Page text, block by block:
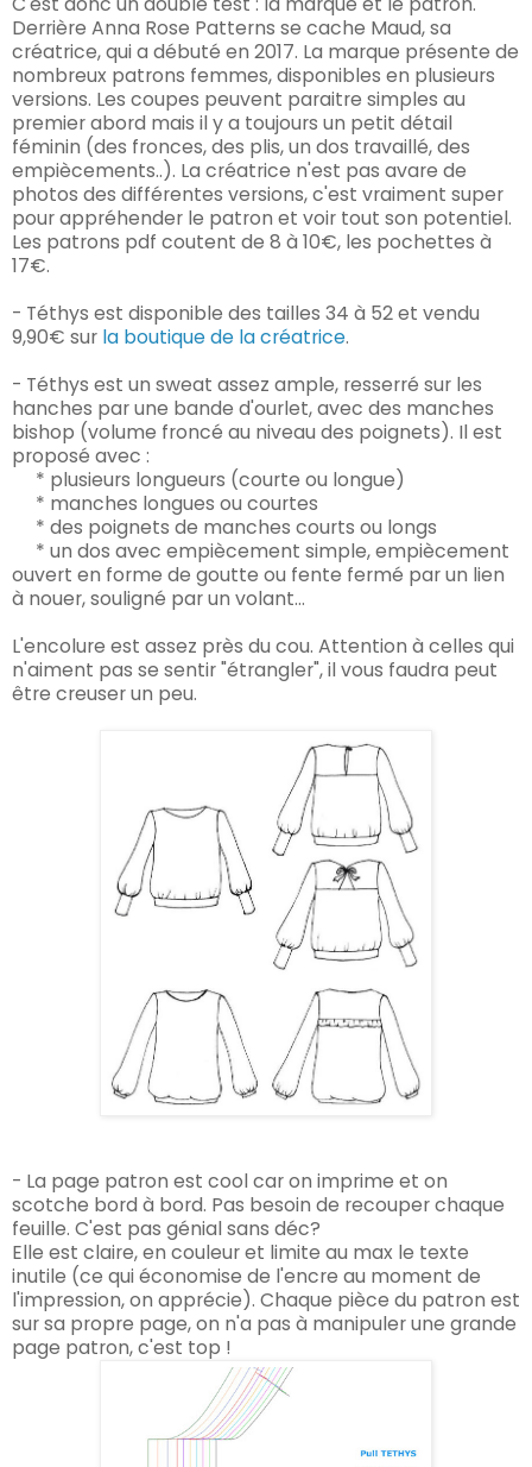
Derrière Anna Rose Patterns se cache Maud, sa
créatrice, qui a débuté en 2017. La marque présente de
nombreux patrons femmes, disponibles en plusieurs
versions. Les coupes peuvent paraitre simples au
premier abord mais il y a toujours un petit détail
féminin (des fronces, des plis, un dos travaillé, des
empiècements..). La créatrice n'est pas avare de
photos des différentes versions, c'est vraiment super
pour appréhender le patron et voir tout son potentiel.
Les patrons pdf coutent de 8 à 10€, les pochettes à
17€.
- Téthys est disponible des tailles 34 à 52 et vendu
9,90€ sur la boutique de la créatrice.
- Téthys est un sweat assez ample, resserré sur les
hanches par une bande d'ourlet, avec des manches
bishop (volume froncé au niveau des poignets). Il est
proposé avec :
* plusieurs longueurs (courte ou longue)
* manches longues ou courtes
* des poignets de manches courts ou longs
* un dos avec empiècement simple, empiècement
ouvert en forme de goutte ou fente fermé par un lien
à nouer, souligné par un volant...
L'encolure est assez près du cou. Attention à celles qui
n'aiment pas se sentir "étrangler", il vous faudra peut
être creuser un peu.
- La page patron est cool car on imprime et on
scotche bord à bord. Pas besoin de recouper chaque
feuille. C'est pas génial sans déc?
Elle est claire, en couleur et limite au max le texte
inutile (ce qui économise de l'encre au moment de
l'impression, on apprécie). Chaque pièce du patron est
sur sa propre page, on n'a pas à manipuler une grande
page patron, c'est top !